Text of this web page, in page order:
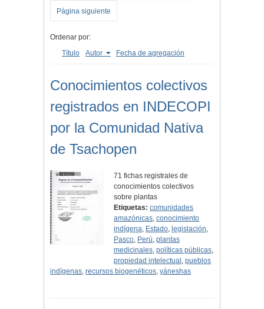
Página siguiente
Ordenar por:
Título
Autor Fecha de agregación
Conocimientos colectivos
registrados en INDECOPI
por la Comunidad Nativa
de Tsachopen
71 fichas registrales de
conocimientos colectivos
sobre plantas
Etiquetas: comunidades
amazónicas,conocimiento
indígena, Estado, legislación,
Pasco, Perú,plantas
medicinales,políticas públicas,
propiedad intelectual ,pueblos
indígenas, recursos biogenéticos, yáneshas